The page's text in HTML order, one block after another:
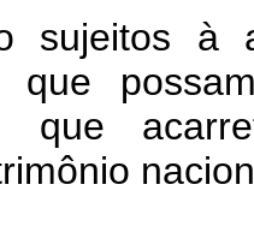
à
que
que